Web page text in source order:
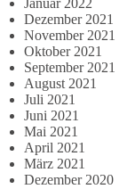
Januar 2022
Dezember 2021
November 2021
Oktober 2021
September 2021
August 2021
Juli 2021
Juni 2021
Mai 2021
April 2021
März 2021
Dezember 2020